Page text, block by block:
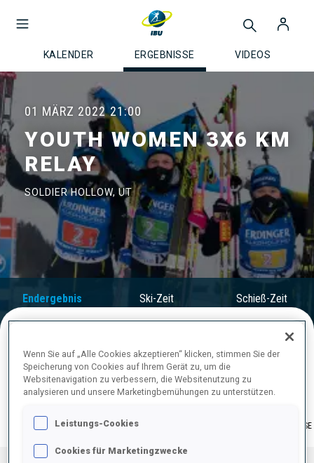
KALENDER ERGEBNISSE VIDEOS
01 MÄRZ 2022 21:00
YOUTH WOMEN 3X6 KM
RELAY
SOLDIER HOLLOW, UT
Endergebnis Ski-Zeit Schieß-Zeit
ENDERGEBNISE
ERGEBNISSE
Wenn Sie auf „Alle Cookies akzeptieren“ klicken, stimmen Sie der
Speicherung von Cookies auf Ihrem Gerät zu, um die
Websitenavigation zu verbessern, die Websitenutzung zu
analysieren und unsere Marketingbemühungen zu unterstützen.
Leistungs-Cookies
Cookies für Marketingzwecke